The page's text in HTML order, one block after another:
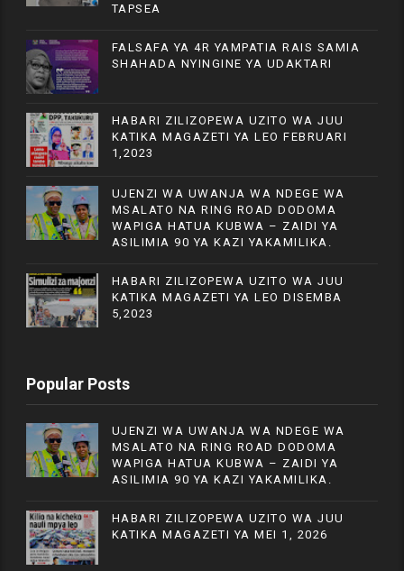
TAPSEA
FALSAFA YA 4R YAMPATIA RAIS SAMIA
SHAHADA NYINGINE YA UDAKTARI
HABARI ZILIZOPEWA UZITO WA JUU
KATIKA MAGAZETI YA LEO FEBRUARI
1,2023
UJENZI WA UWANJA WA NDEGE WA
MSALATO NA RING ROAD DODOMA
WAPIGA HATUA KUBWA – ZAIDI YA
ASILIMIA 90 YA KAZI YAKAMILIKA.
HABARI ZILIZOPEWA UZITO WA JUU
KATIKA MAGAZETI YA LEO DISEMBA
5,2023
Popular Posts
UJENZI WA UWANJA WA NDEGE WA
MSALATO NA RING ROAD DODOMA
WAPIGA HATUA KUBWA – ZAIDI YA
ASILIMIA 90 YA KAZI YAKAMILIKA.
HABARI ZILIZOPEWA UZITO WA JUU
KATIKA MAGAZETI YA MEI 1, 2026